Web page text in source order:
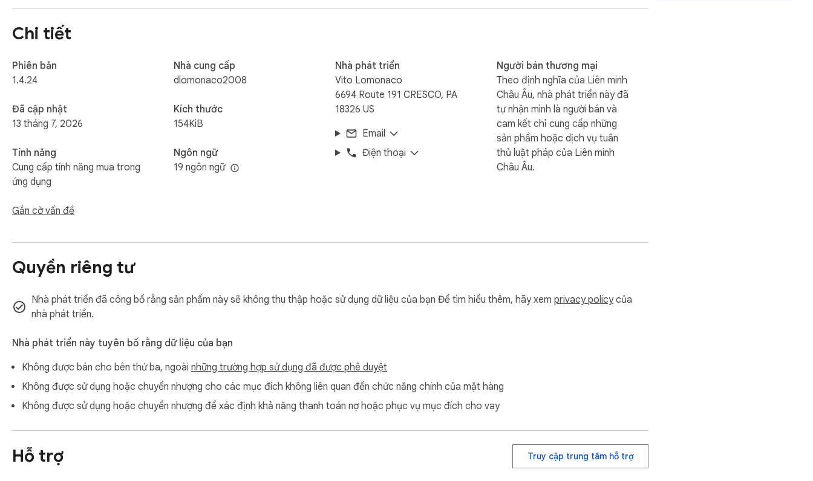
— Trending and Explore tabs
— Autoplay (auto-disabled on every video)
— Algorithm shelves on the Subscriptions page (chronological only)
—
Focus Lock
Set a 4-digit PIN, pick a duration (30 minutes to "until I unlock"), and every blocker force-enables. The popup toggles get disabled.
Need to bail early? Hold the unlock button for 60 seconds straight. The friction stops impulsive "just one quick video" disables but never traps you
Time tracker
Minutes spent on YouTube today, this week, and a rolling 7-day average. Only counts when a YouTube tab is focused and visible — background tabs
—
Pause for an hour
Sometimes you genuinely need recommendations — finding new music, researching a topic. Click pause, every blocker steps out of the way for 60
minutes, then auto-resumes.
Chi tiết
Phiên bản
1.4.24
Đã cập nhật
13 tháng 7, 2026
Tính năng
Cung cấp tính năng mua trong
ứng dụng
Gắn cờ vấn đề
Nhà cung cấp
dlomonaco2008
Kích thước
154KiB
Ngôn ngữ
19 ngôn ngữ
Nhà phát triển
Vito Lomonaco
6694 Route 191 CRESCO, PA
18326 US
Email
Điện thoại
Người bán thương mại
Theo định nghĩa của Liên minh
Châu Âu, nhà phát triển này đã
tự nhận mình là người bán và
cam kết chỉ cung cấp những
sản phẩm hoặc dịch vụ tuân
thủ luật pháp của Liên minh
Châu Âu.
Quyền riêng tư
Nhà phát triển đã công bố rằng sản phẩm này sẽ không thu thập hoặc sử dụng dữ liệu của bạn Để tìm hiểu thêm, hãy xem privacy policycủa
nhà phát triển.
Nhà phát triển này tuyên bố rằng dữ liệu của bạn
Không được bán cho bên thứ ba, ngoài những trường hợp sử dụng đã được phê duyệt
Không được sử dụng hoặc chuyển nhượng cho các mục đích không liên quan đến chức năng chính của mặt hàng
Không được sử dụng hoặc chuyển nhượng để xác định khả năng thanh toán nợ hoặc phục vụ mục đích cho vay
Hỗ trợ Truy cập trung tâm hỗ trợ